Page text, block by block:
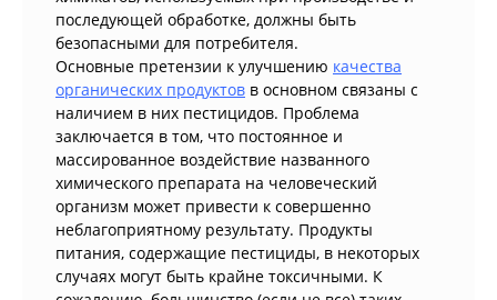
последующей обработке, должны быть
безопасными для потребителя.
Основные претензии к улучшению качества
органических продуктов в основном связаны с
наличием в них пестицидов. Проблема
заключается в том, что постоянное и
массированное воздействие названного
химического препарата на человеческий
организм может привести к совершенно
неблагоприятному результату. Продукты
питания, содержащие пестициды, в некоторых
случаях могут быть крайне токсичными. К